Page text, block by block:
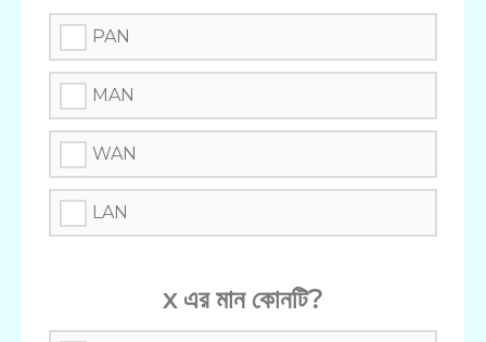
PAN
MAN
WAN
LAN
x এর মান কোনটি?